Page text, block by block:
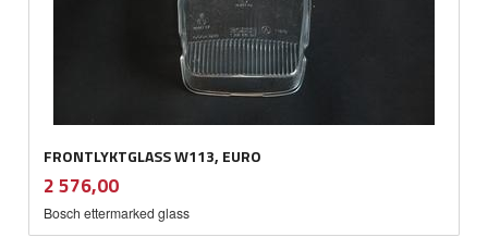
FRONTLYKTGLASS W113, EURO
Pris
2 576,00mva.
Bosch ettermarked glass